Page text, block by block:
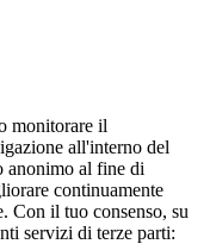
monitorare il
all'interno del
anonimo al fine di
continuamente
Con il tuo consenso, su
servizi di terze parti: